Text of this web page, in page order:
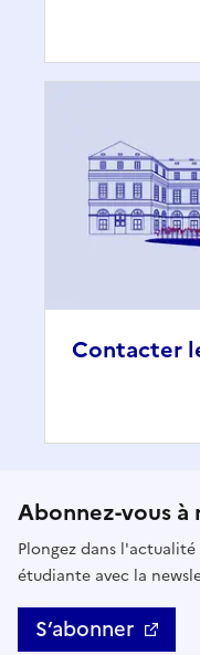
Contacter
Abonnez-vous
Plongez dans
étudiante avec la
S’abonner